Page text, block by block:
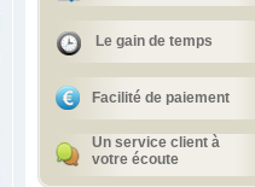
Le gain de temps
Facilité de paiement
Un service client à
votre écoute